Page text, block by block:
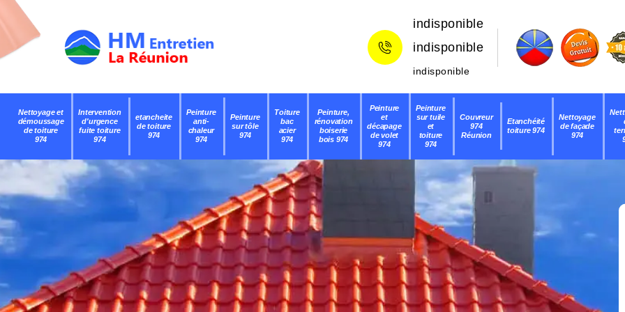
indisponible
indisponible
indisponible
Nettoyage et
démoussage
de toiture
974
Intervention
d'urgence
fuite toiture
974
etancheite
de toiture
974
Peinture
anti-
chaleur
974
Peinture
sur tôle
974
Toiture
bac
acier
974
Peinture,
rénovation
boiserie
bois 974
Peinture
et
décapage
de volet
974
Peinture
sur tuile
et
toiture
974
Couvreur
974
Réunion
Etanchéité
toiture 974
Nettoyage
de façade
974